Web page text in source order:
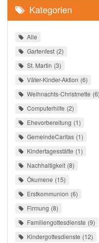
Kategorien
Alle
Gartenfest 2
St. Martin 3
Väter-Kinder-Aktion 6
Weihnachts-Christmette 6
Computerhilfe 2
Ehevorbereitung 1
GemeindeCaritas 1
Kindertagesstätte 1
Nachhaltigkeit 8
Ökumene 15
Erstkommunion 6
Firmung 8
Familiengottesdienste 9
Kindergottesdienste 12